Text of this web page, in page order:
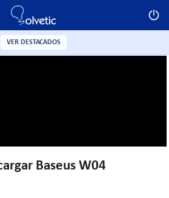
Baseus W04
VER DESTACADOS